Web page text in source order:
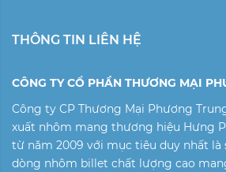
THÔNG TIN LIÊN HỆ
CÔNG TY CỔ PHẦN THƯƠNG MẠI
Công ty CP Thương Mại Phương
xuất nhôm mang thương hiệu Hưng
từ năm 2009 với mục tiêu duy nhất là
dòng nhôm billet chất lượng cao